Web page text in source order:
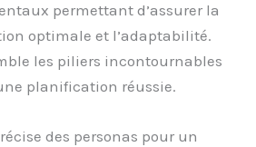
permettant d’assurer la
optimale et l’adaptabilité.
les piliers incontournables
planification réussie.
des personas pour un